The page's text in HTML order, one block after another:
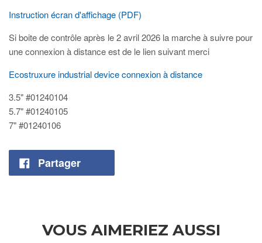
Instruction écran d'affichage (PDF)
Si boite de contrôle après le 2 avril 2026 la marche à suivre pour
une connexion à distance est de le lien suivant merci
Ecostruxure industrial device connexion à distance
3.5" #01240104
5.7" #01240105
7" #01240106
Partager
VOUS AIMERIEZ AUSSI